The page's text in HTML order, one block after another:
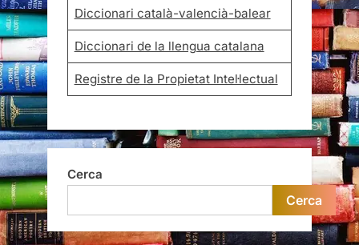
Diccionari català-valencià-balear
Diccionari de la llengua catalana
Registre de la Propietat Intel·lectual
Cerca
Cerca